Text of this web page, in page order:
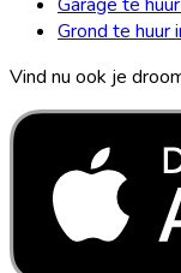
Grond te huur
Vind nu ook je